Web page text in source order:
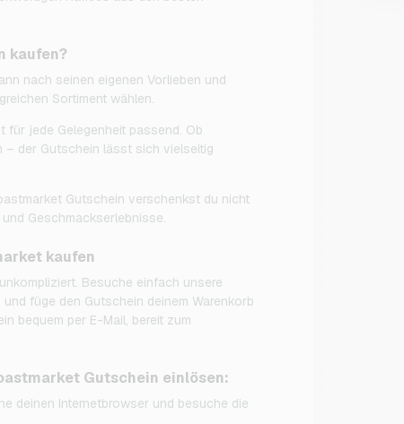
kaufen?
nach seinen eigenen Vorlieben und
Sortiment wählen.
für jede Gelegenheit passend. Ob
– der Gutschein lässt sich vielseitig
Gutschein verschenkst du nicht
Geschmackserlebnisse.
kaufen
Besuche einfach unsere
füge den Gutschein deinem Warenkorb
bequem per E-Mail, bereit zum
Gutschein einlösen:
deinen Internetbrowser und besuche die